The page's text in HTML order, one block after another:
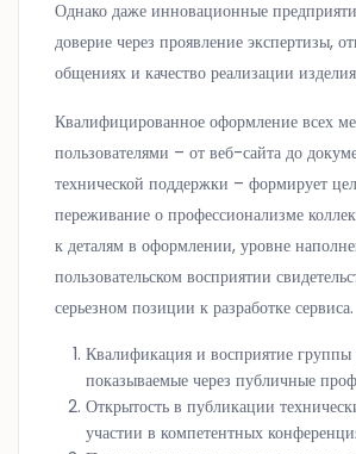
Однако даже инновационные
доверие через проявление экспертизы,
общениях и качество реализации
Квалифицированное оформление всех
пользователями – от веб-сайта до
технической поддержки – формирует
переживание о профессионализме
к деталям в оформлении, уровне
пользовательском восприятии
серьезном позиции к разработке сервиса.
Квалификация и восприятие группы
показываемые через публичные
Открытость в публикации
участии в компетентных